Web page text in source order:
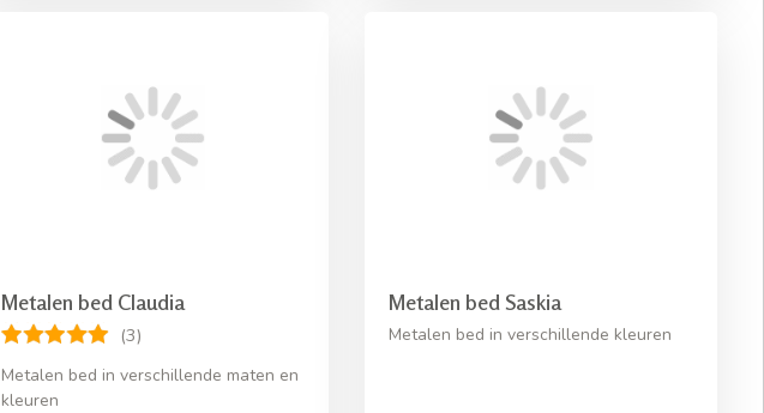
Metalen bed Claudia
(3)
Metalen bed in verschillende maten en
kleuren
Metalen bed Saskia
Metalen bed in verschillende kleuren